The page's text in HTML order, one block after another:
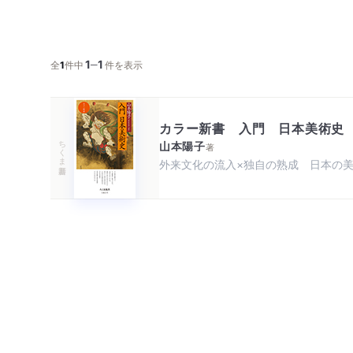
全1件中1─1件を表示
ちくま新書
カラー新書 入門 日本美術史
山本陽子著
外来文化の流入×独自の熟成　日本の